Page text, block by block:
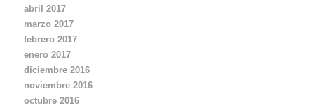
d
e
e
l
abril 2017
marzo 2017
febrero 2017
enero 2017
diciembre 2016
noviembre 2016
octubre 2016